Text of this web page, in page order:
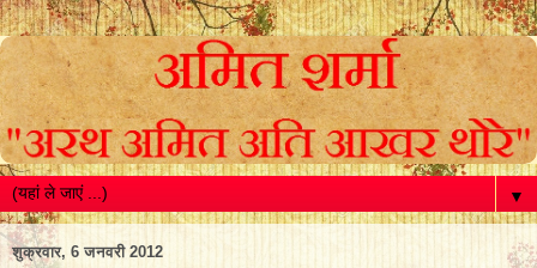
▼
शुक्रवार, 6 जनवरी 2012